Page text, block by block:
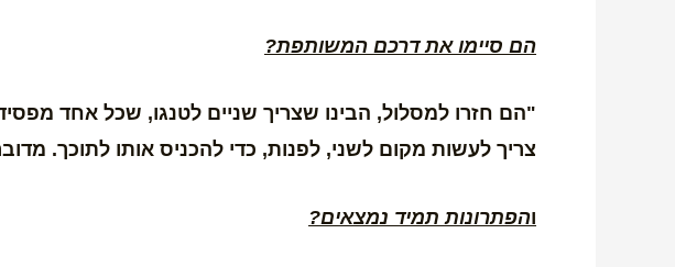
הם סיימו את דרכם המשותפת?
"הם חזרו למסלול, הבינו שצריך שניים לטנגו, שכל אחד
צריך לעשות מקום לשני, לפנות, כדי להכניס אותו לתוכך.
והפתרונות תמיד נמצאים?